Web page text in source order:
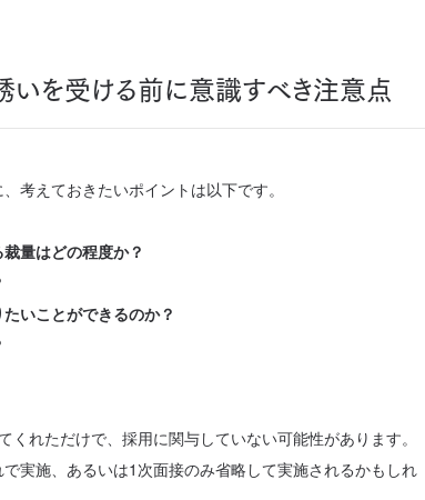
いを受ける前に意識すべき注意点
考えておきたいポイントは以下です。
量はどの程度か？
いことができるのか？
れただけで、採用に関与していない可能性があります。
実施、あるいは1次面接のみ省略して実施されるかもしれ